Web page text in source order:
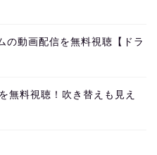
の動画配信を無料視聴【ドラ
無料視聴！吹き替えも見え